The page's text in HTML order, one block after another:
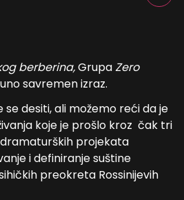
berberina,GrupaZero
savremen izraz.
desiti, ali možemo reći da je
koje je prošlo kroz čak tri
projekata
i definiranje suštine
preokreta Rossinijevih